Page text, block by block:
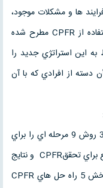
ها و مشكلات موجود،
نتايج عملي و مزايايي است كه با توجه به استفاده از CPFR مطرح شده
اين استراتژي جديد را
دسته از افرادي كه با آن
بخش بعد CPFR را تعريف كرده است. بخش3 روش 9 مرحله اي را براي
تحققCPFR معرفي كرده است. مهمترين موانع براي تحققCPFR و نتايج
عملي آن در بخش 4 نشان داده شده است. بخش 5 راه حل هاي CPFR